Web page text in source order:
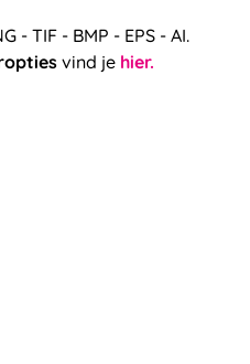
- TIF - BMP - EPS - AI.
vind je hier.